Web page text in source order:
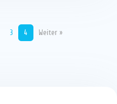
3 4 Weiter »